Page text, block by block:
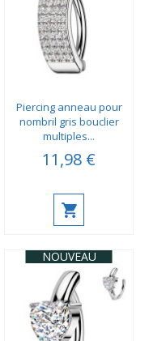
Piercing anneau pour
nombril gris bouclier
multiples...
11,98 €
NOUVEAU